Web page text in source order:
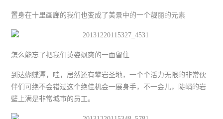
置身在十里画廊的我们也变成了美景中的一个靓丽的元素
怎么能忘了把我们英姿飒爽的一面留住
到达蝴蝶潭，哇，居然还有攀岩圣地，一个个活力无限的非常伙
伴们可绝不会错过这个绝佳机会一展身手，不一会儿，陡峭的岩
壁上满是非常城市的员工。